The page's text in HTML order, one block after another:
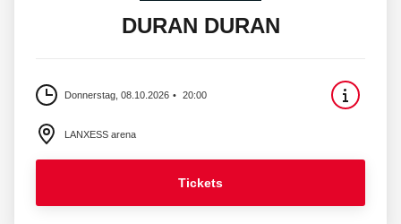
DURAN DURAN
Donnerstag, 08.10.2026 20:00
LANXESS arena
Tickets